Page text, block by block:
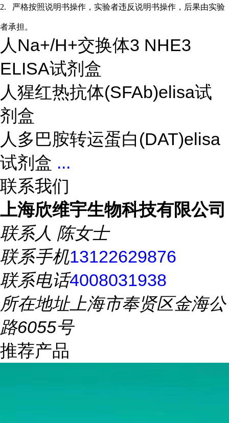
2. 严格按照说明书操作，实验者违反说明书操作，后果由实验
者承担。
人Na+/H+交换体3 NHE3
ELISA试剂盒
人猩红热抗体(SFAb)elisa试
剂盒
人多巴胺转运蛋白(DAT)elisa
试剂盒 ...
联系我们
上海欣维宇生物科技有限公司
联系人 陈女士
联系手机13122629876
联系电话4008031938
所在地址上海市奉贤区金海公
路6055号
推荐产品